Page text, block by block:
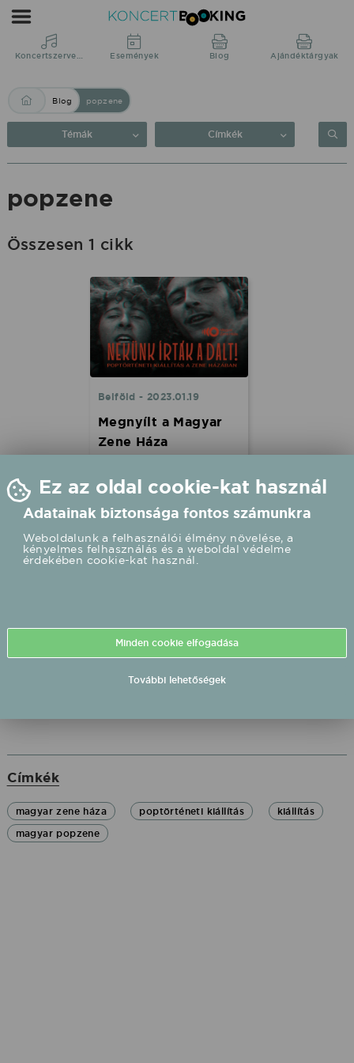
Blog:
popzene
KoncertBooking
Közvetlenül
produkciótól.
Koncertszervezés Események Blog Ajándéktárgyak
Blog popzene
Témák Címkék
popzene
Összesen 1 cikk
Belföld - 2023.01.19
Megnyílt a Magyar
Zene Háza
kiállítása
„Nekünk írták a dalt!" - A
magyar populáris zene
hőskora és társadalmi
hatásai 1957-től a
rendszerváltozásig címmel
a nagyközönséget.
Címkék
magyar zene háza poptörténeti kiállítás
kiállítás
magyar popzene
Ez az oldal cookie-kat használ
Adatainak biztonsága fontos számunkra
Weboldalunk a felhasználói élmény növelése, a
kényelmes felhasználás és a weboldal védelme
érdekében cookie-kat használ.
Minden cookie elfogadása
További lehetőségek